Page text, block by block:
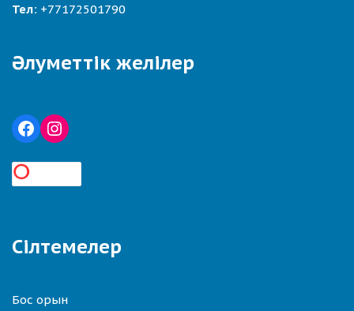
Тел: +77172501790
Әлуметтік желілер
Сілтемелер
Бос орын